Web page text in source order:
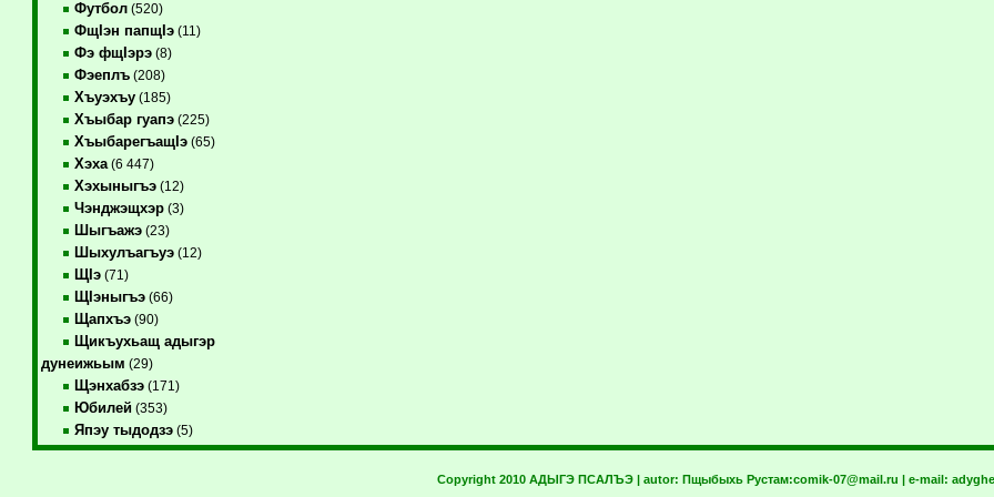
Футбол(520)
ФщIэн папщIэ(11)
Фэ фщIэрэ(8)
Фэеплъ(208)
Хъуэхъу(185)
Хъыбар гуапэ(225)
ХъыбарегъащIэ(65)
Хэха(6 447)
Хэхыныгъэ(12)
Чэнджэщхэр(3)
Шыгъажэ(23)
Шыхулъагъуэ(12)
ЩIэ(71)
ЩIэныгъэ(66)
Щапхъэ(90)
Щикъухьащ адыгэр
дунеижьым (29)
Щэнхабзэ(171)
Юбилей(353)
Япэу тыдодзэ(5)
Copyright 2010 АДЫГЭ ПСАЛЪЭ | autor: Пщыбыхь Рустам:comik-07@mail.ru | e-mail: